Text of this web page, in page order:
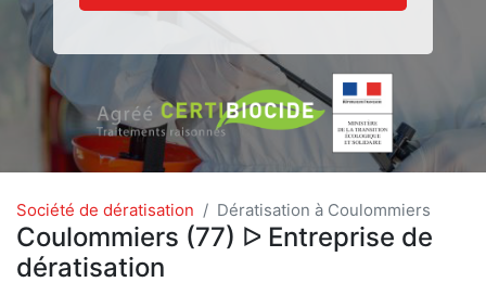
Société de dératisation Dératisation à Coulommiers
Coulommiers (77) ᐅ Entreprise de
dératisation